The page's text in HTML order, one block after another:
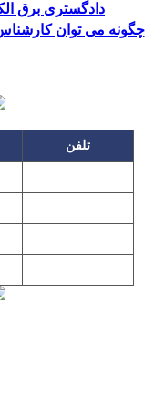
دادگستری برق
چگونه می توان
تلفن